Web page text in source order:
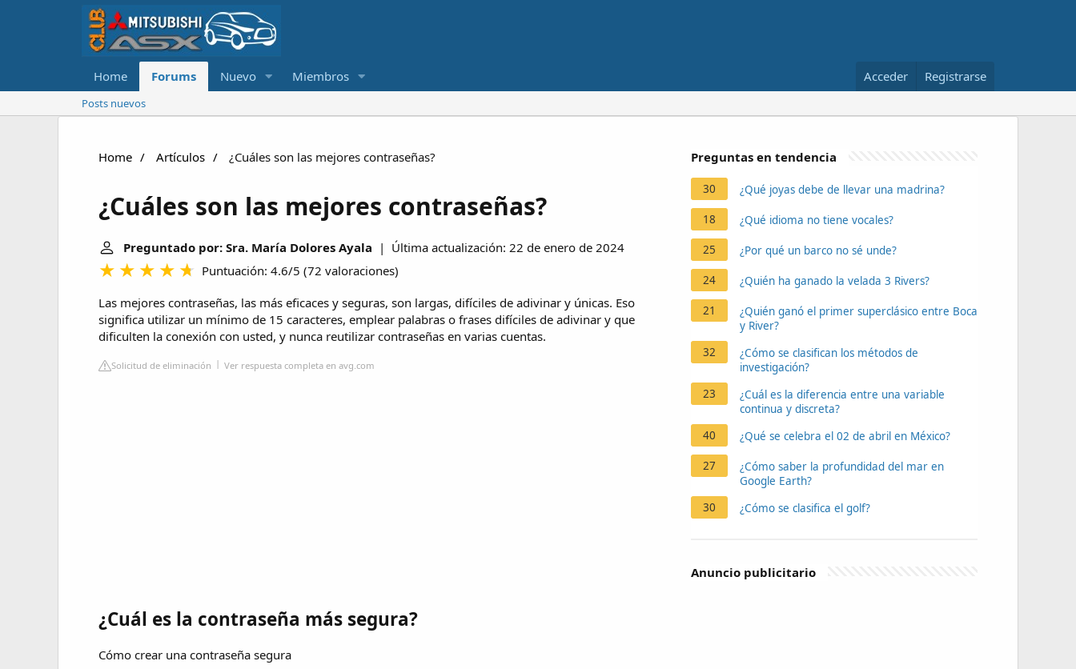
Home Forums Nuevo Miembros Acceder Registrarse
Posts nuevos
Home Artículos ¿Cuáles son las mejores contraseñas?
¿Cuáles son las mejores contraseñas?
Preguntado por: Sra. María Dolores Ayala | Última actualización: 22 de enero de 2024
Puntuación: 4.6/5 (72 valoraciones)
Las mejores contraseñas, las más eficaces y seguras, son largas, difíciles de adivinar y únicas. Eso
significa utilizar un mínimo de 15 caracteres, emplear palabras o frases difíciles de adivinar y que
dificulten la conexión con usted, y nunca reutilizar contraseñas en varias cuentas.
Solicitud de eliminación Ver respuesta completa en avg.com
¿Cuál es la contraseña más segura?
Cómo crear una contraseña segura
Preguntas en tendencia
30 ¿Qué joyas debe de llevar una madrina?
18 ¿Qué idioma no tiene vocales?
25 ¿Por qué un barco no sé unde?
24 ¿Quién ha ganado la velada 3 Rivers?
21
¿Quién ganó el primer superclásico entre Boca
y River?
32
¿Cómo se clasifican los métodos de
investigación?
23
¿Cuál es la diferencia entre una variable
continua y discreta?
40
¿Qué se celebra el 02 de abril en México?
27
¿Cómo saber la profundidad del mar en
Google Earth?
30
¿Cómo se clasifica el golf?
Anuncio publicitario